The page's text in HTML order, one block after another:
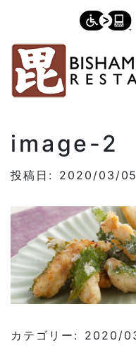
image-2
投稿日: 2020/03/05
カテゴリー: 2020/